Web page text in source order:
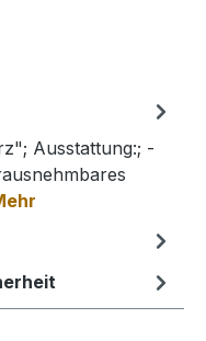
Ausstattung:; -